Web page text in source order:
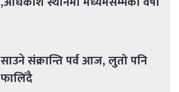
साउने संक्रान्ति पर्व आज, लुतो पनि
फालिँदै